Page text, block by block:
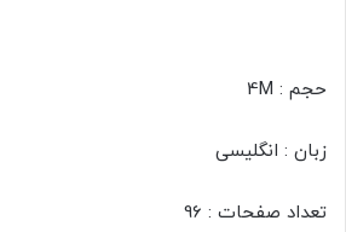
حجم : 4M
زبان : انگلیسی
تعداد صفحات : 96